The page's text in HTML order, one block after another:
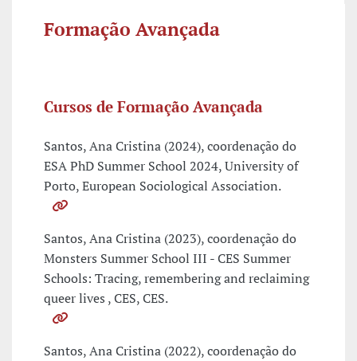
Formação Avançada
Cursos de Formação Avançada
Santos, Ana Cristina (2024), coordenação do
ESA PhD Summer School 2024, University of
Porto, European Sociological Association.
Santos, Ana Cristina (2023), coordenação do
Monsters Summer School III - CES Summer
Schools: Tracing, remembering and reclaiming
queer lives , CES, CES.
Santos, Ana Cristina (2022), coordenação do